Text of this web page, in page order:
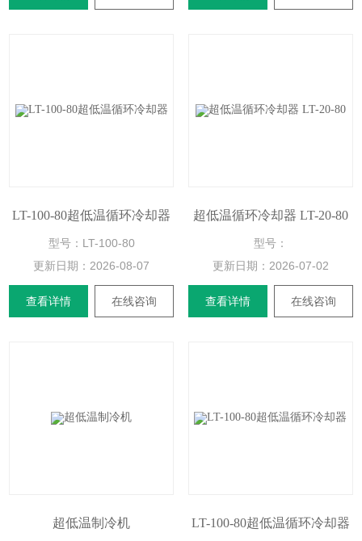
LT-100-80超低温循环冷却器
型号：LT-100-80
更新日期： 2026-08-07
查看详情 在线咨询
超低温循环冷却器 LT-20-80
型号：
更新日期： 2026-07-02
查看详情 在线咨询
超低温制冷机 LT-100-80超低温循环冷却器